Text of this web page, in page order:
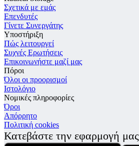
Σχετικά με εμάς
Επενδυτές
Γίνετε Συνεργάτης
Υποστήριξη
Πώς λειτουργεί
Συχνές Ερωτήσεις
Επικοινωνήστε μαζί μας
Πόροι
Όλοι οι προορισμοί
Ιστολόγιο
Νομικές πληροφορίες
Όροι
Απόρρητο
Πολιτική cookies
Κατεβάστε την εφαρμογή μας